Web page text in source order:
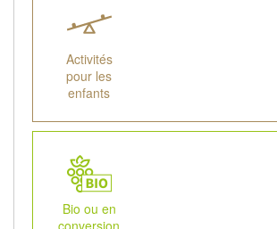
Activités
pour les
enfants
Bio ou en